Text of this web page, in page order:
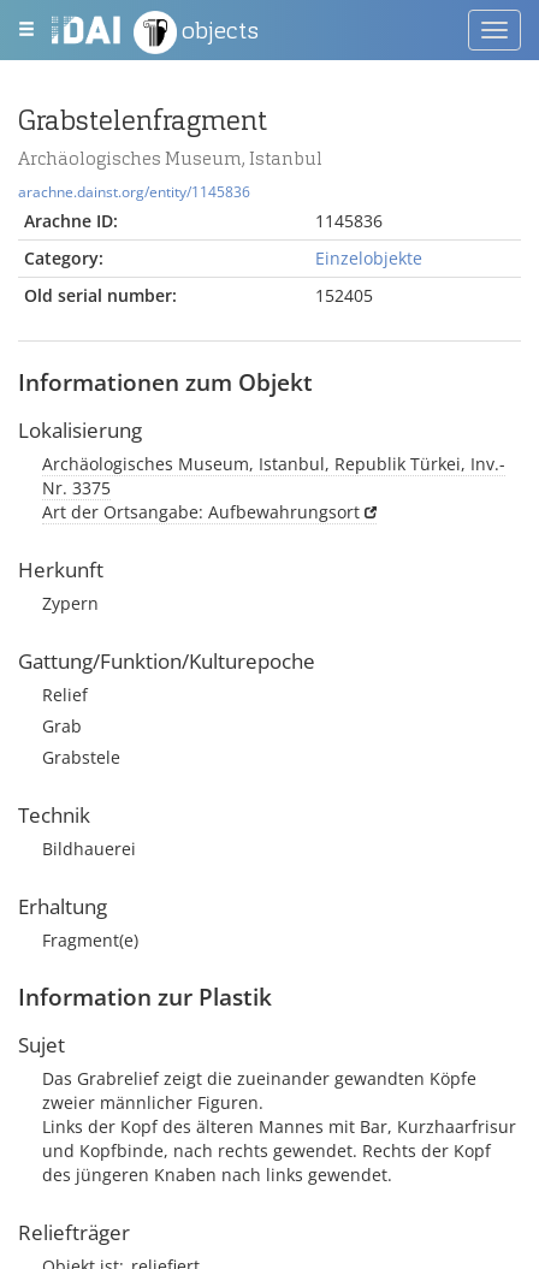
objects
Grabstelenfragment
Archäologisches Museum, Istanbul
arachne.dainst.org/entity/1145836
Arachne ID:
1145836
Category:
Einzelobjekte
Old serial number:
152405
Informationen zum Objekt
Lokalisierung
Archäologisches Museum, Istanbul, Republik Türkei, Inv.-
Nr. 3375
Art der Ortsangabe: Aufbewahrungsort
Herkunft
Zypern
Gattung/Funktion/Kulturepoche
Relief
Grab
Grabstele
Technik
Bildhauerei
Erhaltung
Fragment(e)
Information zur Plastik
Sujet
Das Grabrelief zeigt die zueinander gewandten Köpfe
zweier männlicher Figuren.
Links der Kopf des älteren Mannes mit Bar, Kurzhaarfrisur
und Kopfbinde, nach rechts gewendet. Rechts der Kopf
des jüngeren Knaben nach links gewendet.
Reliefträger